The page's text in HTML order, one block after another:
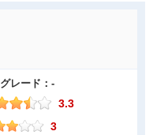
の天井やドアからの圧迫
、他社のコンパクトカー
、迷わず購入できた何よ
様でもクッション性がよ
ています。
っては、もともとコンパ
レード：-
3.3
3